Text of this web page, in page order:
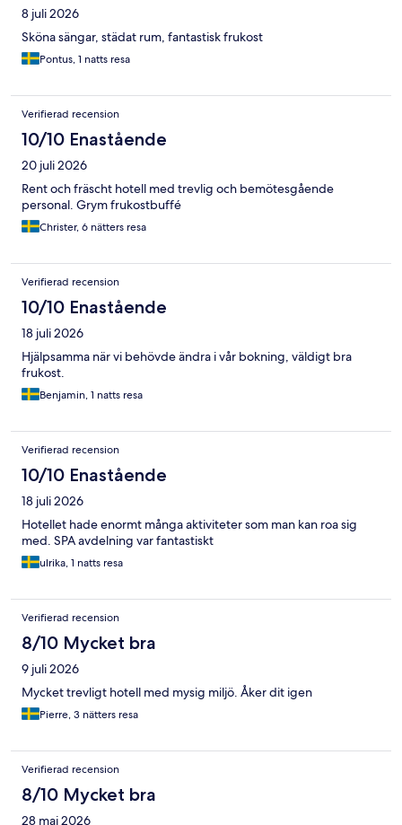
8 juli 2026
Sköna sängar, städat rum, fantastisk frukost
Pontus, 1 natts resa
Verifierad recension
10/10 Enastående
20 juli 2026
Rent och fräscht hotell med trevlig och bemötesgående
personal. Grym frukostbuffé
Christer, 6 nätters resa
Verifierad recension
10/10 Enastående
18 juli 2026
Hjälpsamma när vi behövde ändra i vår bokning, väldigt bra
frukost.
Benjamin, 1 natts resa
Verifierad recension
10/10 Enastående
18 juli 2026
Hotellet hade enormt många aktiviteter som man kan roa sig
med. SPA avdelning var fantastiskt
ulrika, 1 natts resa
Verifierad recension
8/10 Mycket bra
9 juli 2026
Mycket trevligt hotell med mysig miljö. Åker dit igen
Pierre, 3 nätters resa
Verifierad recension
8/10 Mycket bra
28 maj 2026